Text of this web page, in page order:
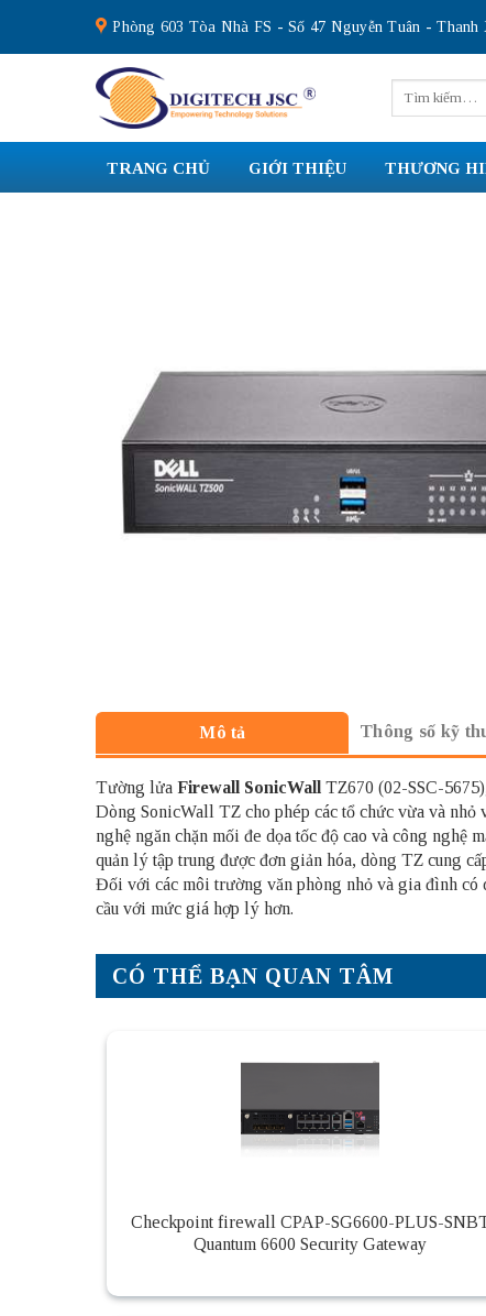
content
Phòng 603 Tòa Nhà FS - Số 47 Nguyễn Tuân -
kiếm:
TRANG CHỦ GIỚI THIỆU THƯƠNG
Mô tả Thông số kỹ
Tường lửa Firewall SonicWall TZ670 (02-SSC-
Dòng SonicWall TZ cho phép các tổ chức vừa và nhỏ
nghệ ngăn chặn mối đe dọa tốc độ cao và công
quản lý tập trung được đơn giản hóa, dòng TZ cung
Đối với các môi trường văn phòng nhỏ và gia đình có
cầu với mức giá hợp lý hơn.
CÓ THỂ BẠN QUAN TÂM
Checkpoint firewall CPAP-SG6600-PLUS-
Quantum 6600 Security Gateway